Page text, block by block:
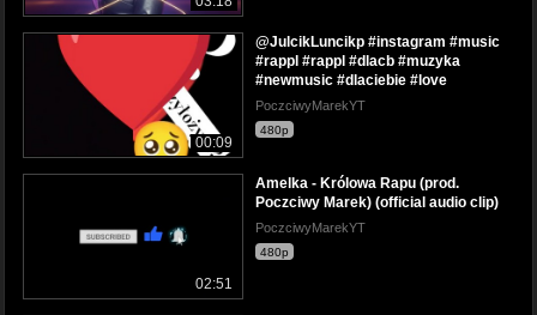
00:09
@JulcikLuncikp #instagram #music
#rappl #rappl #dlacb #muzyka
#newmusic #dlaciebie #love
PoczciwyMarekYT
480p
02:51
Amelka - Królowa Rapu (prod.
Poczciwy Marek) (official audio clip)
PoczciwyMarekYT
480p